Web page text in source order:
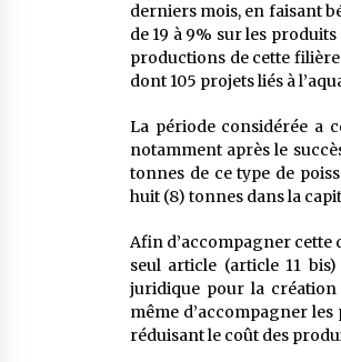
derniers mois, en faisant
de 19 à 9% sur les
productions de cette
dont 105 projets liés à
La période considérée a
notamment après le
tonnes de ce type de
huit (8) tonnes dans la
Afin d’accompagner cette
seul article (article 11
juridique pour la création
même d’accompagner
réduisant le coût des